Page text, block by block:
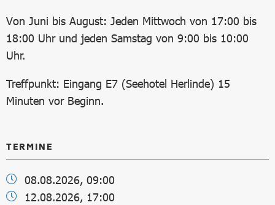
Von Juni bis August: Jeden Mittwoch von 17:00 bis
18:00 Uhr und jeden Samstag von 9:00 bis 10:00
Uhr.
Treffpunkt: Eingang E7 (Seehotel Herlinde) 15
Minuten vor Beginn.
TERMINE
08.08.2026, 09:00
12.08.2026, 17:00